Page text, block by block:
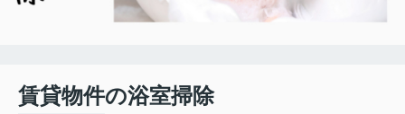
賃貸物件の浴室掃除